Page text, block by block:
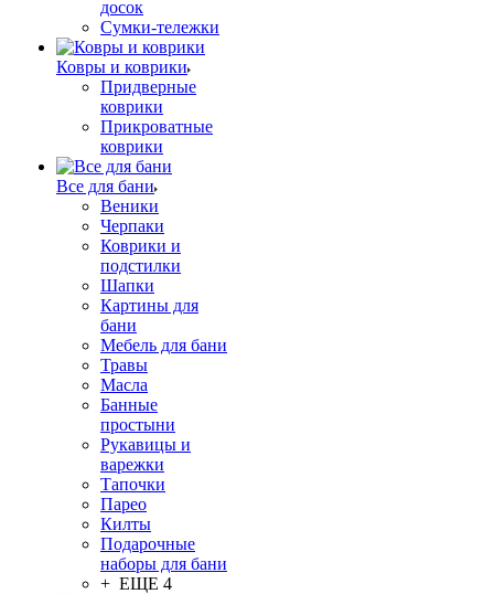
досок
Сумки-тележки
Ковры и коврики
Придверные
коврики
Прикроватные
коврики
Все для бани
Веники
Черпаки
Коврики и
подстилки
Шапки
Картины для
бани
Мебель для бани
Травы
Масла
Банные
простыни
Рукавицы и
варежки
Тапочки
Парео
Килты
Подарочные
наборы для бани
+ ЕЩЕ 4